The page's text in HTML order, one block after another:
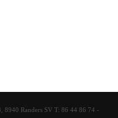
8940 Randers SV T: 86 44 86 74 -